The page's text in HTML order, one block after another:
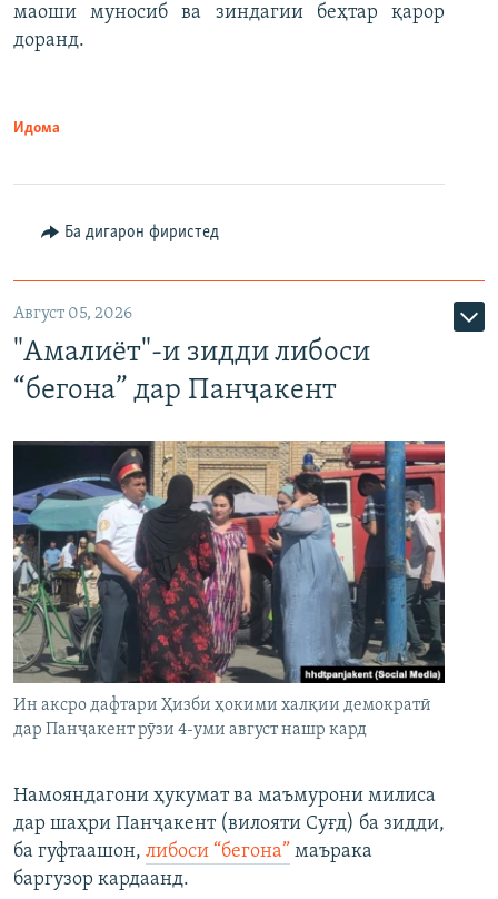
маоши муносиб ва зиндагии беҳтар қарор
доранд.
Идома
Ба дигарон фиристед
Август 05, 2026
"Амалиёт"-и зидди либоси
“бегона” дар Панҷакент
Ин аксро дафтари Ҳизби ҳокими халқии демократӣ
дар Панҷакент рӯзи 4-уми август нашр кард
Намояндагони ҳукумат ва маъмурони милиса
дар шаҳри Панҷакент (вилояти Суғд) ба зидди,
ба гуфтаашон, либоси “бегона” маърака
баргузор кардаанд.